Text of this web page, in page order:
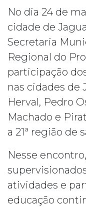
No dia 24 de
cidade de
Secretaria
Regional do
participação
nas cidades de
Herval, Pedro
Machado e
a 21ª região de
Nesse
atividades e
educação